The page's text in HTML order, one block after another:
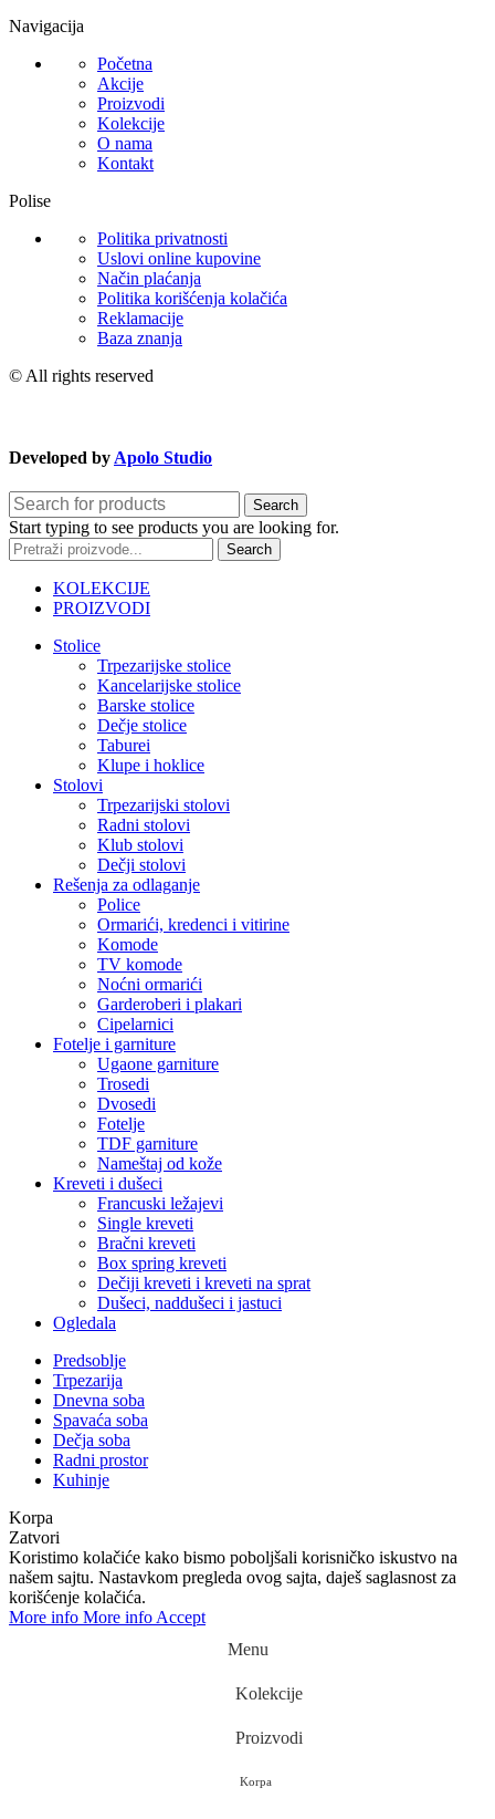
Navigacija
Početna
Akcije
Proizvodi
Kolekcije
O nama
Kontakt
Polise
Politika privatnosti
Uslovi online kupovine
Način plaćanja
Politika korišćenja kolačića
Reklamacije
Baza znanja
© All rights reserved
Developed by Apolo Studio
Search
Start typing to see products you are looking for.
Search
KOLEKCIJE
PROIZVODI
Stolice
Trpezarijske stolice
Kancelarijske stolice
Barske stolice
Dečje stolice
Taburei
Klupe i hoklice
Stolovi
Trpezarijski stolovi
Radni stolovi
Klub stolovi
Dečji stolovi
Rešenja za odlaganje
Police
Ormarići, kredenci i vitirine
Komode
TV komode
Noćni ormarići
Garderoberi i plakari
Cipelarnici
Fotelje i garniture
Ugaone garniture
Trosedi
Dvosedi
Fotelje
TDF garniture
Nameštaj od kože
Kreveti i dušeci
Francuski ležajevi
Single kreveti
Bračni kreveti
Box spring kreveti
Dečiji kreveti i kreveti na sprat
Dušeci, naddušeci i jastuci
Ogledala
Predsoblje
Trpezarija
Dnevna soba
Spavaća soba
Dečja soba
Radni prostor
Kuhinje
Koristimo kolačiće kako bismo poboljšali korisničko iskustvo na
našem sajtu. Nastavkom pregleda ovog sajta, daješ saglasnost za
korišćenje kolačića.​
More info More info Accept
Menu
Kolekcije
Proizvodi